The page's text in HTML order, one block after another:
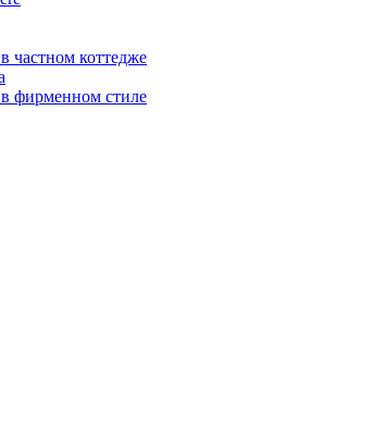
частном коттедже
в фирменном стиле